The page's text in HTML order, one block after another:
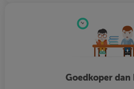
Goedkoper dan